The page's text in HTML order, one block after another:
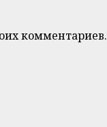
комментариев.